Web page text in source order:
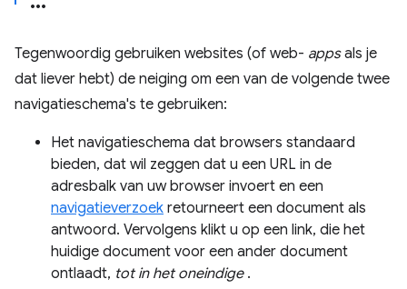
Tegenwoordig gebruiken websites (of web- appsals je
dat liever hebt) de neiging om een ​​van de volgende twee
navigatieschema's te gebruiken:
Het navigatieschema dat browsers standaard
bieden, dat wil zeggen dat u een URL in de
adresbalk van uw browser invoert en een
navigatieverzoek retourneert een document als
antwoord. Vervolgens klikt u op een link, die het
huidige document voor een ander document
ontlaadt, tot in het oneindige.